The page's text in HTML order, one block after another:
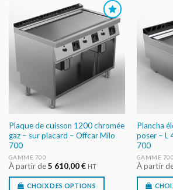
AJOUTER
AU DEVIS
Plaque de cuisson 1200 chromée
gaz – sur placard – Offcar Milo
700
GAMME 700
À partir de5 610,00€ HT
CHOIX DES OPTIONS
Plancha
poser – L
700
GAMME 700
À partir